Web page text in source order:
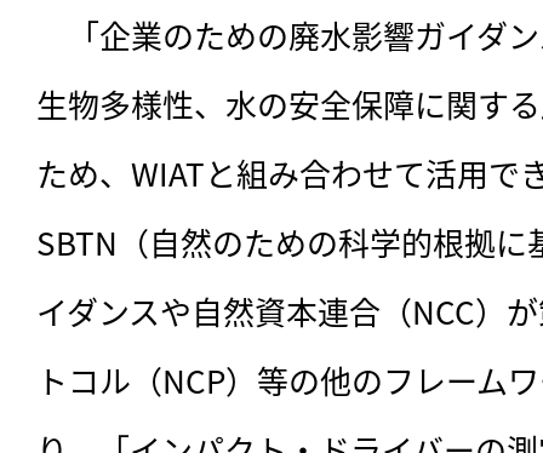
「企業のための廃水影響ガイダ
生物多様性、水の安全保障に関す
ため、WIATと組み合わせて活用で
SBTN（自然のための科学的根拠
イダンスや自然資本連合（NCC）
トコル（NCP）等の他のフレーム